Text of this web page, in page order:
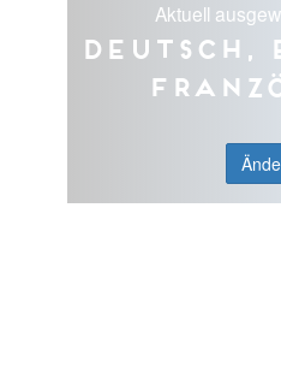
Aktuell
Deutsch,